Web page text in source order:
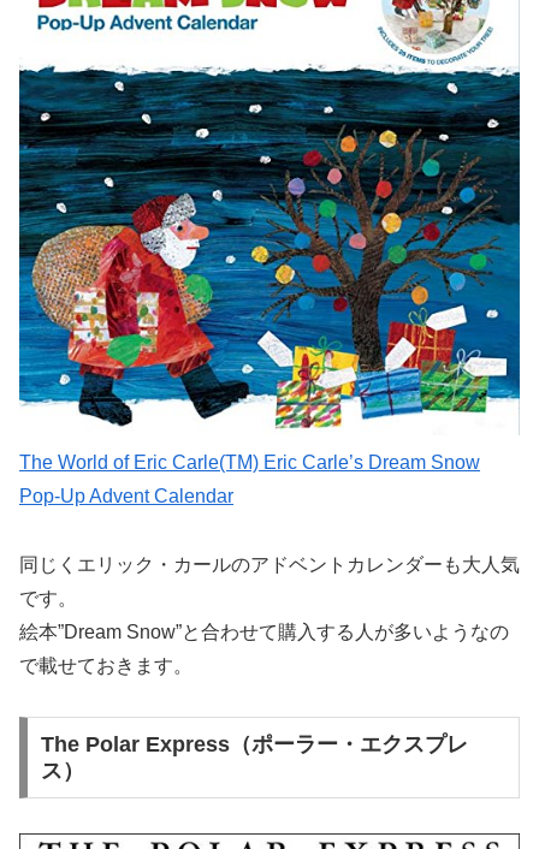
The World of Eric Carle(TM) Eric Carle’s Dream Snow
Pop-Up Advent Calendar
同じくエリック・カールのアドベントカレンダーも大人気
です。
絵本”Dream Snow”と合わせて購入する人が多いようなの
で載せておきます。
The Polar Express（ポーラー・エクスプレ
ス）